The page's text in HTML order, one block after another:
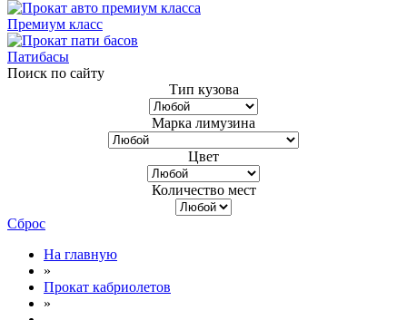
Премиум класс
Патибасы
Поиск по сайту
Тип кузова
Марка лимузина
Цвет
Количество мест
Сброс
На главную
»
Прокат кабриолетов
»